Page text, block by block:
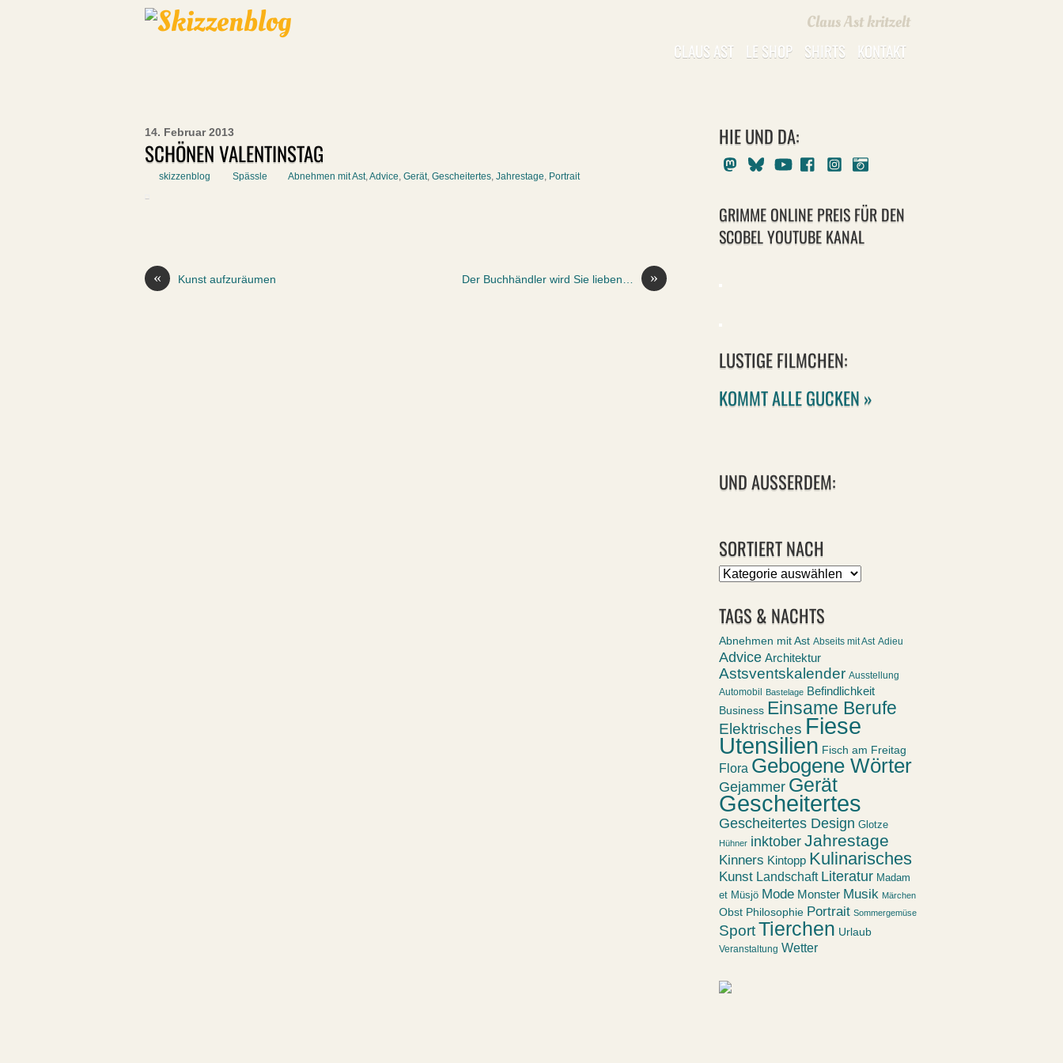
Claus Ast kritzelt
CLAUS AST LE SHOP SHIRTS KONTAKT
14. Februar 2013
SCHÖNEN VALENTINSTAG
skizzenblog Spässle Abnehmen mit Ast,Advice, Gerät, Gescheitertes, Jahrestage, Portrait
« Kunst aufzuräumen »
Der Buchhändler wird Sie lieben…
HIE UND DA:
MastodonBlueskyYoutubeFacebookInstagram
GRIMME ONLINE PREIS FÜR DEN
SCOBEL YOUTUBE KANAL
LUSTIGE FILMCHEN:
KOMMT ALLE GUCKEN »
UND AUSSERDEM:
SORTIERT NACH
Sortiert
TAGS & NACHTS
Abnehmen mit Ast Abseits mit Ast Adieu
Advice Architektur
Astsventskalender Ausstellung
Automobil Bastelage Befindlichkeit
Business Einsame Berufe
Elektrisches Fiese
Utensilien Fisch am Freitag
Flora Gebogene Wörter
Gejammer Gerät
Gescheitertes
Gescheitertes Design Glotze
Hühner inktober Jahrestage
Kinners Kintopp Kulinarisches
Kunst Landschaft Literatur Madam
et Müsjö Mode Monster Musik Märchen
Obst Philosophie Portrait Sommergemüse
SportTierchen Urlaub
Veranstaltung Wetter